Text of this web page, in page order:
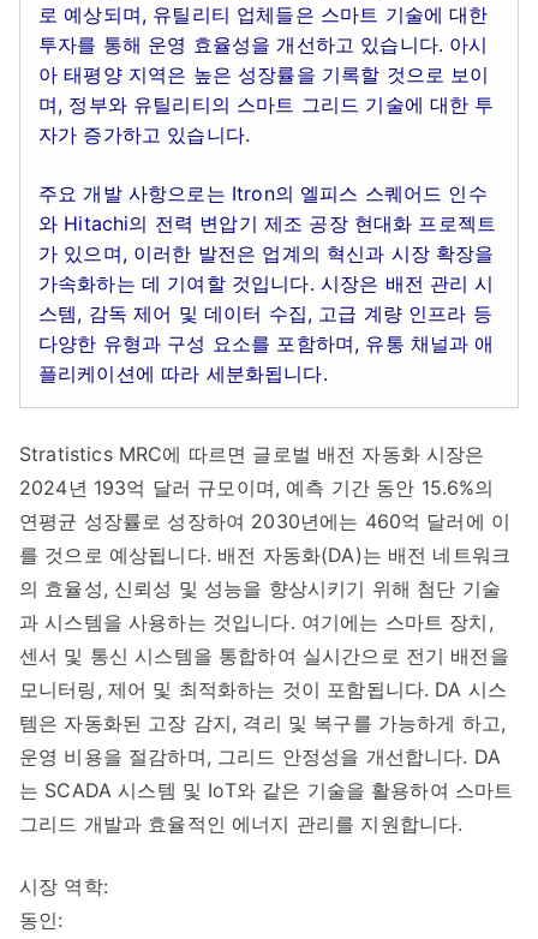
로 예상되며, 유틸리티 업체들은 스마트 기술에 대한
투자를 통해 운영 효율성을 개선하고 있습니다. 아시
아 태평양 지역은 높은 성장률을 기록할 것으로 보이
며, 정부와 유틸리티의 스마트 그리드 기술에 대한 투
자가 증가하고 있습니다.
주요 개발 사항으로는 Itron의 엘피스 스퀘어드 인수
와 Hitachi의 전력 변압기 제조 공장 현대화 프로젝트
가 있으며, 이러한 발전은 업계의 혁신과 시장 확장을
가속화하는 데 기여할 것입니다. 시장은 배전 관리 시
스템, 감독 제어 및 데이터 수집, 고급 계량 인프라 등
다양한 유형과 구성 요소를 포함하며, 유통 채널과 애
플리케이션에 따라 세분화됩니다.
Stratistics MRC에 따르면 글로벌 배전 자동화 시장은
2024년 193억 달러 규모이며, 예측 기간 동안 15.6%의
연평균 성장률로 성장하여 2030년에는 460억 달러에 이
를 것으로 예상됩니다. 배전 자동화(DA)는 배전 네트워크
의 효율성, 신뢰성 및 성능을 향상시키기 위해 첨단 기술
과 시스템을 사용하는 것입니다. 여기에는 스마트 장치,
센서 및 통신 시스템을 통합하여 실시간으로 전기 배전을
모니터링, 제어 및 최적화하는 것이 포함됩니다. DA 시스
템은 자동화된 고장 감지, 격리 및 복구를 가능하게 하고,
운영 비용을 절감하며, 그리드 안정성을 개선합니다. DA
는 SCADA 시스템 및 IoT와 같은 기술을 활용하여 스마트
그리드 개발과 효율적인 에너지 관리를 지원합니다.
시장 역학:
동인: